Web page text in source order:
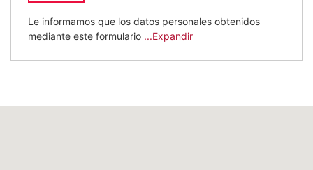
Le informamos que los datos personales obtenidos
mediante este formulario ...Expandir